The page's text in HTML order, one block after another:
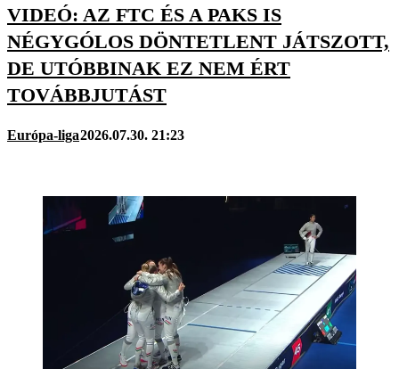
VIDEÓ: AZ FTC ÉS A PAKS IS
NÉGYGÓLOS DÖNTETLENT JÁTSZOTT,
DE UTÓBBINAK EZ NEM ÉRT
TOVÁBBJUTÁST
Európa-liga2026.07.30. 21:23